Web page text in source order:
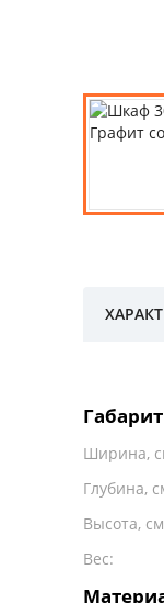
Ширина,
Глубина,
Высота,
Вес: